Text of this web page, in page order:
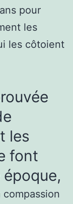
pour
les
les côtoient
les
font
époque,